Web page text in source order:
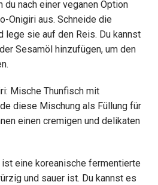
du nach einer veganen Option
Onigiri aus. Schneide die
lege sie auf den Reis. Du kannst
Sesamöl hinzufügen, um den
Mische Thunfisch mit
diese Mischung als Füllung für
einen cremigen und delikaten
eine koreanische fermentierte
und sauer ist. Du kannst es